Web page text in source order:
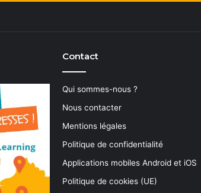
Contact
Qui sommes-nous ?
Nous contacter
Mentions légales
Politique de confidentialité
Applications mobiles Android et iOS
Politique de cookies (UE)